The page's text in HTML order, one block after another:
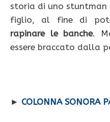
storia di uno stuntman
figlio, al fine di
rapinare le banche.
essere braccato dalla
► COLONNA SONORA